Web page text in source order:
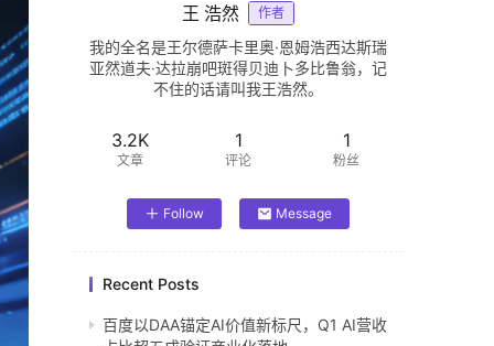
王 浩然 作者
我的全名是王尔德萨卡里奥·恩姆浩西达斯瑞
亚然道夫·达拉崩吧斑得贝迪卜多比鲁翁，记
不住的话请叫我王浩然。
3.2K
文章
1
评论
1
粉丝
Follow Message
Recent Posts
百度以DAA锚定AI价值新标尺，Q1 AI营收